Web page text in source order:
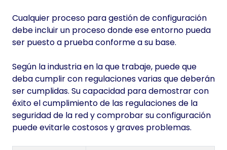
Cualquier proceso para gestión de configuración
debe incluir un proceso donde ese entorno pueda
ser puesto a prueba conforme a su base.
Según la industria en la que trabaje, puede que
deba cumplir con regulaciones varias que deberán
ser cumplidas. Su capacidad para demostrar con
éxito el cumplimiento de las regulaciones de la
seguridad de la red y comprobar su configuración
puede evitarle costosos y graves problemas.